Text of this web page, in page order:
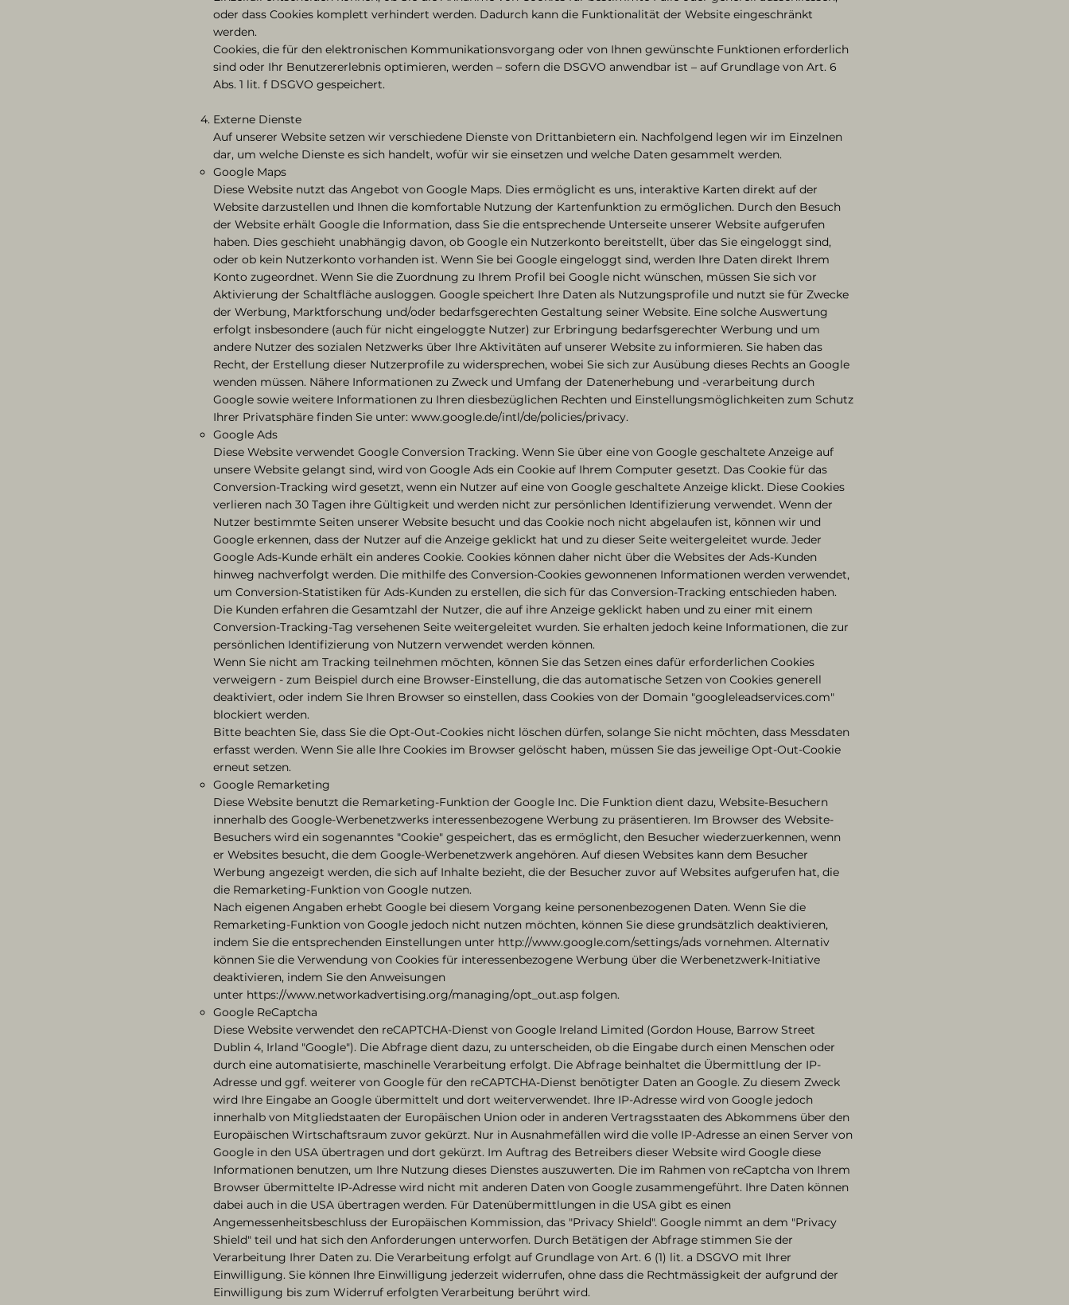
oder dass Cookies komplett verhindert werden. Dadurch kann die Funktionalität der Website eingeschränkt
werden.
Cookies, die für den elektronischen Kommunikationsvorgang oder von Ihnen gewünschte Funktionen erforderlich
sind oder Ihr Benutzererlebnis optimieren, werden – sofern die DSGVO anwendbar ist – auf Grundlage von Art. 6
Abs. 1 lit. f DSGVO gespeichert.
Externe Dienste
Auf unserer Website setzen wir verschiedene Dienste von Drittanbietern ein. Nachfolgend legen wir im Einzelnen
dar, um welche Dienste es sich handelt, wofür wir sie einsetzen und welche Daten gesammelt werden.
​Google Maps
Diese Website nutzt das Angebot von Google Maps. Dies ermöglicht es uns, interaktive Karten direkt auf der
Website darzustellen und Ihnen die komfortable Nutzung der Kartenfunktion zu ermöglichen. Durch den Besuch
der Website erhält Google die Information, dass Sie die entsprechende Unterseite unserer Website aufgerufen
haben. Dies geschieht unabhängig davon, ob Google ein Nutzerkonto bereitstellt, über das Sie eingeloggt sind,
oder ob kein Nutzerkonto vorhanden ist. Wenn Sie bei Google eingeloggt sind, werden Ihre Daten direkt Ihrem
Konto zugeordnet. Wenn Sie die Zuordnung zu Ihrem Profil bei Google nicht wünschen, müssen Sie sich vor
Aktivierung der Schaltfläche ausloggen. Google speichert Ihre Daten als Nutzungsprofile und nutzt sie für Zwecke
der Werbung, Marktforschung und/oder bedarfsgerechten Gestaltung seiner Website. Eine solche Auswertung
erfolgt insbesondere (auch für nicht eingeloggte Nutzer) zur Erbringung bedarfsgerechter Werbung und um
andere Nutzer des sozialen Netzwerks über Ihre Aktivitäten auf unserer Website zu informieren. Sie haben das
Recht, der Erstellung dieser Nutzerprofile zu widersprechen, wobei Sie sich zur Ausübung dieses Rechts an Google
wenden müssen. Nähere Informationen zu Zweck und Umfang der Datenerhebung und -verarbeitung durch
Google sowie weitere Informationen zu Ihren diesbezüglichen Rechten und Einstellungsmöglichkeiten zum Schutz
Ihrer Privatsphäre finden Sie unter: www.google.de/intl/de/policies/privacy.
Google Ads
Diese Website verwendet Google Conversion Tracking. Wenn Sie über eine von Google geschaltete Anzeige auf
unsere Website gelangt sind, wird von Google Ads ein Cookie auf Ihrem Computer gesetzt. Das Cookie für das
Conversion-Tracking wird gesetzt, wenn ein Nutzer auf eine von Google geschaltete Anzeige klickt. Diese Cookies
verlieren nach 30 Tagen ihre Gültigkeit und werden nicht zur persönlichen Identifizierung verwendet. Wenn der
Nutzer bestimmte Seiten unserer Website besucht und das Cookie noch nicht abgelaufen ist, können wir und
Google erkennen, dass der Nutzer auf die Anzeige geklickt hat und zu dieser Seite weitergeleitet wurde. Jeder
Google Ads-Kunde erhält ein anderes Cookie. Cookies können daher nicht über die Websites der Ads-Kunden
hinweg nachverfolgt werden. Die mithilfe des Conversion-Cookies gewonnenen Informationen werden verwendet,
um Conversion-Statistiken für Ads-Kunden zu erstellen, die sich für das Conversion-Tracking entschieden haben.
Die Kunden erfahren die Gesamtzahl der Nutzer, die auf ihre Anzeige geklickt haben und zu einer mit einem
Conversion-Tracking-Tag versehenen Seite weitergeleitet wurden. Sie erhalten jedoch keine Informationen, die zur
persönlichen Identifizierung von Nutzern verwendet werden können.
Wenn Sie nicht am Tracking teilnehmen möchten, können Sie das Setzen eines dafür erforderlichen Cookies
verweigern - zum Beispiel durch eine Browser-Einstellung, die das automatische Setzen von Cookies generell
deaktiviert, oder indem Sie Ihren Browser so einstellen, dass Cookies von der Domain "googleleadservices.com"
blockiert werden.
Bitte beachten Sie, dass Sie die Opt-Out-Cookies nicht löschen dürfen, solange Sie nicht möchten, dass Messdaten
erfasst werden. Wenn Sie alle Ihre Cookies im Browser gelöscht haben, müssen Sie das jeweilige Opt-Out-Cookie
erneut setzen.
Google Remarketing
Diese Website benutzt die Remarketing-Funktion der Google Inc. Die Funktion dient dazu, Website-Besuchern
innerhalb des Google-Werbenetzwerks interessenbezogene Werbung zu präsentieren. Im Browser des Website-
Besuchers wird ein sogenanntes "Cookie" gespeichert, das es ermöglicht, den Besucher wiederzuerkennen, wenn
er Websites besucht, die dem Google-Werbenetzwerk angehören. Auf diesen Websites kann dem Besucher
Werbung angezeigt werden, die sich auf Inhalte bezieht, die der Besucher zuvor auf Websites aufgerufen hat, die
die Remarketing-Funktion von Google nutzen.
Nach eigenen Angaben erhebt Google bei diesem Vorgang keine personenbezogenen Daten. Wenn Sie die
Remarketing-Funktion von Google jedoch nicht nutzen möchten, können Sie diese grundsätzlich deaktivieren,
indem Sie die entsprechenden Einstellungen unter http://www.google.com/settings/ads vornehmen. Alternativ
können Sie die Verwendung von Cookies für interessenbezogene Werbung über die Werbenetzwerk-Initiative
deaktivieren, indem Sie den Anweisungen
unter https://www.networkadvertising.org/managing/opt_out.asp folgen.
Google ReCaptcha
Diese Website verwendet den reCAPTCHA-Dienst von Google Ireland Limited (Gordon House, Barrow Street
Dublin 4, Irland "Google"). Die Abfrage dient dazu, zu unterscheiden, ob die Eingabe durch einen Menschen oder
durch eine automatisierte, maschinelle Verarbeitung erfolgt. Die Abfrage beinhaltet die Übermittlung der IP-
Adresse und ggf. weiterer von Google für den reCAPTCHA-Dienst benötigter Daten an Google. Zu diesem Zweck
wird Ihre Eingabe an Google übermittelt und dort weiterverwendet. Ihre IP-Adresse wird von Google jedoch
innerhalb von Mitgliedstaaten der Europäischen Union oder in anderen Vertragsstaaten des Abkommens über den
Europäischen Wirtschaftsraum zuvor gekürzt. Nur in Ausnahmefällen wird die volle IP-Adresse an einen Server von
Google in den USA übertragen und dort gekürzt. Im Auftrag des Betreibers dieser Website wird Google diese
Informationen benutzen, um Ihre Nutzung dieses Dienstes auszuwerten. Die im Rahmen von reCaptcha von Ihrem
Browser übermittelte IP-Adresse wird nicht mit anderen Daten von Google zusammengeführt. Ihre Daten können
dabei auch in die USA übertragen werden. Für Datenübermittlungen in die USA gibt es einen
Angemessenheitsbeschluss der Europäischen Kommission, das "Privacy Shield". Google nimmt an dem "Privacy
Shield" teil und hat sich den Anforderungen unterworfen. Durch Betätigen der Abfrage stimmen Sie der
Verarbeitung Ihrer Daten zu. Die Verarbeitung erfolgt auf Grundlage von Art. 6 (1) lit. a DSGVO mit Ihrer
Einwilligung. Sie können Ihre Einwilligung jederzeit widerrufen, ohne dass die Rechtmässigkeit der aufgrund der
Einwilligung bis zum Widerruf erfolgten Verarbeitung berührt wird.